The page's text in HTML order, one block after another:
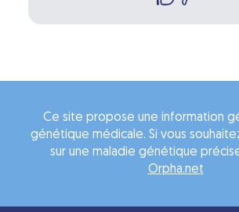
Ce site propose une information
génétique médicale. Si vous
sur une maladie génétique
Orpha.net